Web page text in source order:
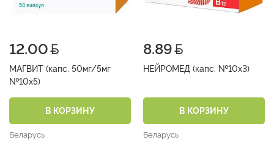
12.00
МАГВИТ (капс. 50мг/5мг
№10х5)
В КОРЗИНУ
Беларусь
8.89
НЕЙРОМЕД (капс. №10х3)
В КОРЗИНУ
Беларусь